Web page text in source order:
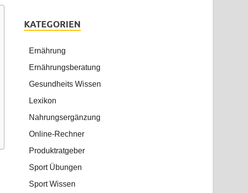
KATEGORIEN
Ernährung
Ernährungsberatung
Gesundheits Wissen
Lexikon
Nahrungsergänzung
Online-Rechner
Produktratgeber
Sport Übungen
Sport Wissen